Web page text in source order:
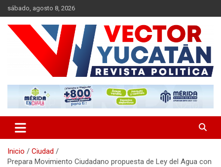
Saltar
al
contenido
sábado, agosto 8, 2026
Vector Yucatán
Inicio
Ciudad
Prepara Movimiento Ciudadano propuesta de Ley del Agua con